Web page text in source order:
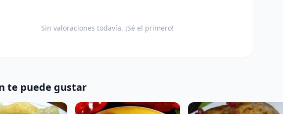
Sin valoraciones todavía. ¡Sé el primero!
te puede gustar